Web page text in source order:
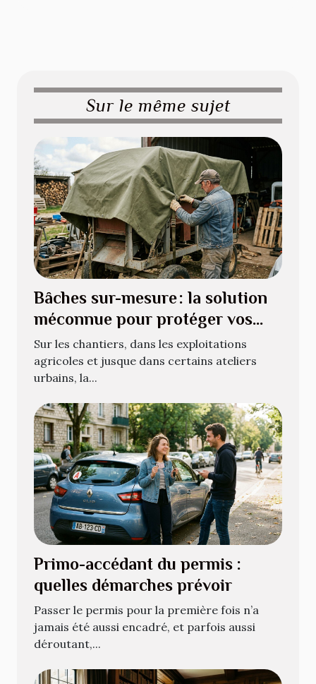
Sur le même sujet
Bâches sur-mesure : la solution
méconnue pour protéger vos
équipements atypiques
Sur les chantiers, dans les exploitations
agricoles et jusque dans certains ateliers
urbains, la...
Primo-accédant du permis :
quelles démarches prévoir
Passer le permis pour la première fois n’a
jamais été aussi encadré, et parfois aussi
déroutant,...